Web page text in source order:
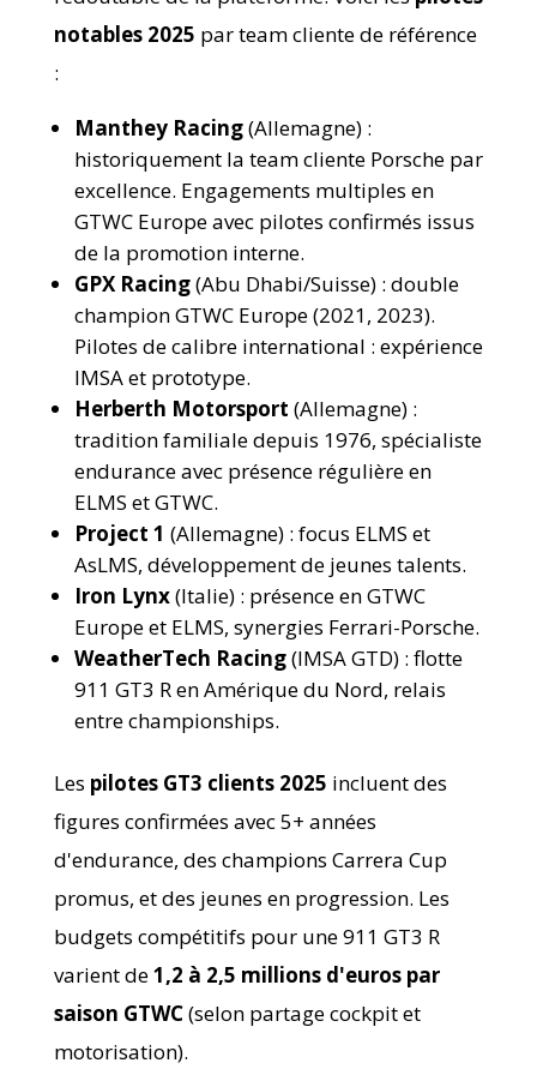
notables 2025 par team cliente de référence
:
Manthey Racing(Allemagne) :
historiquement la team cliente Porsche par
excellence. Engagements multiples en
GTWC Europe avec pilotes confirmés issus
de la promotion interne.
GPX Racing(Abu Dhabi/Suisse) : double
champion GTWC Europe (2021, 2023).
Pilotes de calibre international : expérience
IMSA et prototype.
Herberth Motorsport (Allemagne) :
tradition familiale depuis 1976, spécialiste
endurance avec présence régulière en
ELMS et GTWC.
Project 1 (Allemagne) : focus ELMS et
AsLMS, développement de jeunes talents.
Iron Lynx(Italie) : présence en GTWC
Europe et ELMS, synergies Ferrari-Porsche.
WeatherTech Racing(IMSA GTD) : flotte
911 GT3 R en Amérique du Nord, relais
entre championships.
Les pilotes GT3 clients 2025 incluent des
figures confirmées avec 5+ années
d'endurance, des champions Carrera Cup
promus, et des jeunes en progression. Les
budgets compétitifs pour une 911 GT3 R
varient de1,2 à 2,5 millions d'euros par
saison GTWC(selon partage cockpit et
motorisation).